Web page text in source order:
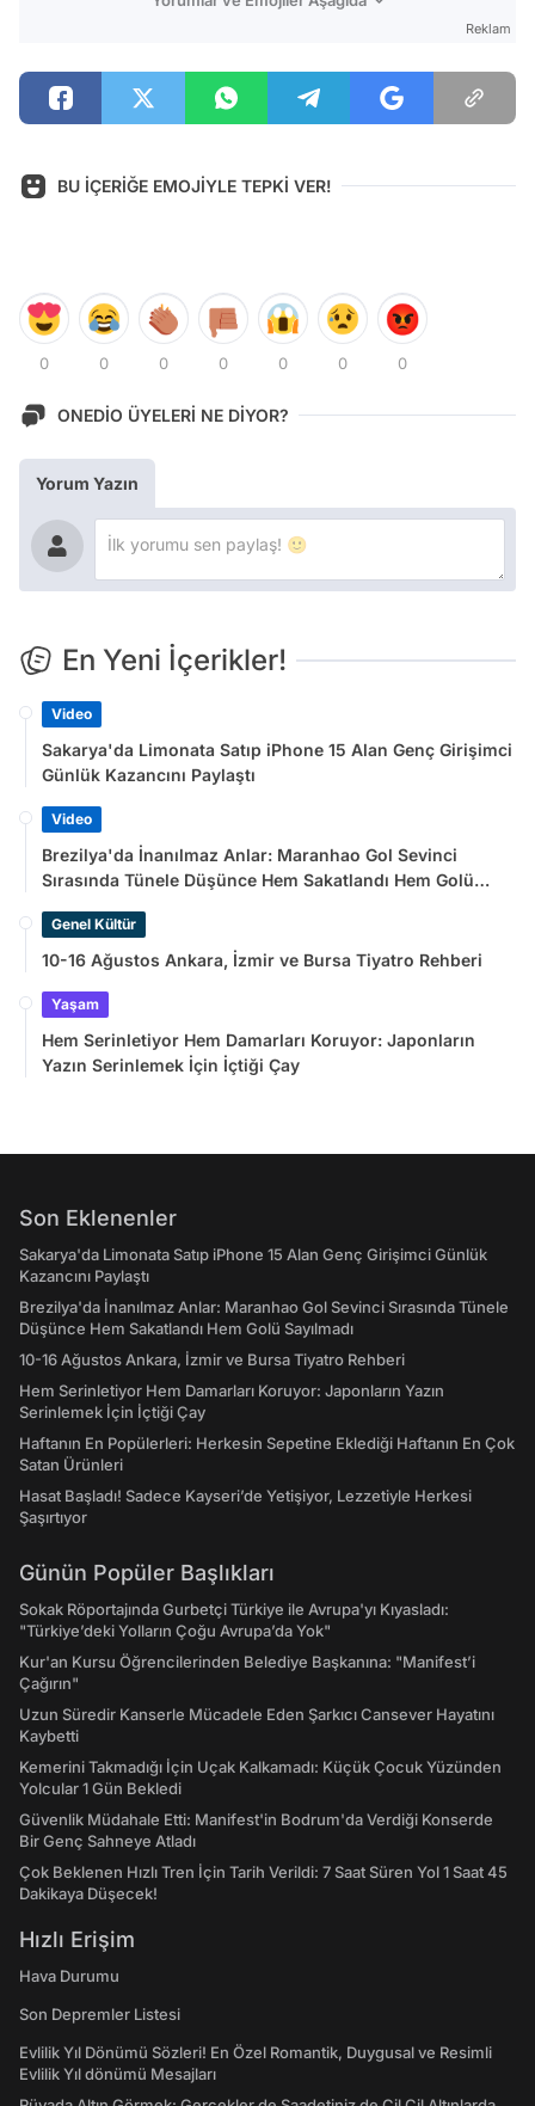
Reklam
BU İÇERİĞE EMOJİYLE TEPKİ VER!
0 0 0 0 0 0 0
ONEDİO ÜYELERİ NE DİYOR?
Yorum Yazın
En Yeni İçerikler!
Video
Sakarya'da Limonata Satıp iPhone 15 Alan Genç Girişimci
Günlük Kazancını Paylaştı
Video
Brezilya'da İnanılmaz Anlar: Maranhao Gol Sevinci
Sırasında Tünele Düşünce Hem Sakatlandı Hem Golü
Genel Kültür
10-16 Ağustos Ankara, İzmir ve Bursa Tiyatro Rehberi
Yaşam
Hem Serinletiyor Hem Damarları Koruyor: Japonların
Yazın Serinlemek İçin İçtiği Çay
Son Eklenenler
Sakarya'da Limonata Satıp iPhone 15 Alan Genç Girişimci Günlük
Kazancını Paylaştı
Brezilya'da İnanılmaz Anlar: Maranhao Gol Sevinci Sırasında Tünele
Düşünce Hem Sakatlandı Hem Golü Sayılmadı
10-16 Ağustos Ankara, İzmir ve Bursa Tiyatro Rehberi
Hem Serinletiyor Hem Damarları Koruyor: Japonların Yazın
Serinlemek İçin İçtiği Çay
Haftanın En Popülerleri: Herkesin Sepetine Eklediği Haftanın En Çok
Satan Ürünleri
Hasat Başladı! Sadece Kayseri’de Yetişiyor, Lezzetiyle Herkesi
Şaşırtıyor
Günün Popüler Başlıkları
Sokak Röportajında Gurbetçi Türkiye ile Avrupa'yı Kıyasladı:
"Türkiye’deki Yolların Çoğu Avrupa’da Yok"
Kur'an Kursu Öğrencilerinden Belediye Başkanına: "Manifest’i
Çağırın"
Uzun Süredir Kanserle Mücadele Eden Şarkıcı Cansever Hayatını
Kaybetti
Kemerini Takmadığı İçin Uçak Kalkamadı: Küçük Çocuk Yüzünden
Yolcular 1 Gün Bekledi
Güvenlik Müdahale Etti: Manifest'in Bodrum'da Verdiği Konserde
Bir Genç Sahneye Atladı
Çok Beklenen Hızlı Tren İçin Tarih Verildi: 7 Saat Süren Yol 1 Saat 45
Dakikaya Düşecek!
Hızlı Erişim
Hava Durumu
Son Depremler Listesi
Evlilik Yıl Dönümü Sözleri! En Özel Romantik, Duygusal ve Resimli
Evlilik Yıl dönümü Mesajları